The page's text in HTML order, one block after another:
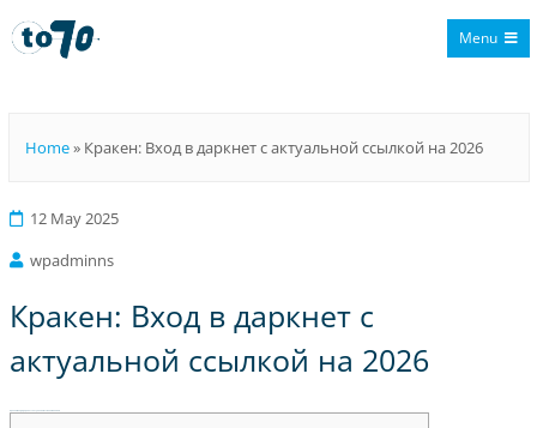
Menu
Home» Кракен: Вход в даркнет с актуальной ссылкой на 2026
12 May 2025
wpadminns
Кракен: Вход в даркнет с
актуальной ссылкой на 2026